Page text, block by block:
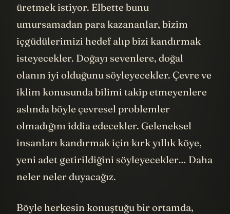
üretmek istiyor. Elbette bunu
umursamadan para kazananlar, bizim
içgüdülerimizi hedef alıp bizi kandırmak
isteyecekler. Doğayı sevenlere, doğal
olanın iyi olduğunu söyleyecekler. Çevre ve
iklim konusunda bilimi takip etmeyenlere
aslında böyle çevresel problemler
olmadığını iddia edecekler. Geleneksel
insanları kandırmak için kırk yıllık köye,
yeni adet getirildiğini söyleyecekler… Daha
neler neler duyacağız.
Böyle herkesin konuştuğu bir ortamda,